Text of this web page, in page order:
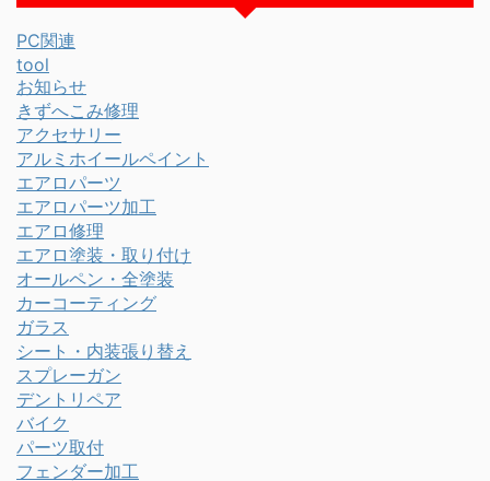
PC関連
tool
お知らせ
きずへこみ修理
アクセサリー
アルミホイールペイント
エアロパーツ
エアロパーツ加工
エアロ修理
エアロ塗装・取り付け
オールペン・全塗装
カーコーティング
ガラス
シート・内装張り替え
スプレーガン
デントリペア
バイク
パーツ取付
フェンダー加工